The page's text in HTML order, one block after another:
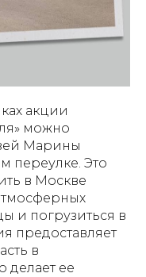
акции
можно
Марины
переулке. Это
в Москве
и погрузиться в
предоставляет
в
делает ее